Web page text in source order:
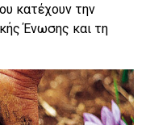
κατέχουν την
Ένωσης και τη